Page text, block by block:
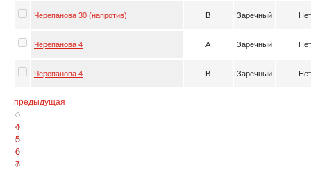
Черепанова 30 (напротив) B Заречный
Черепанова 4 A Заречный
Черепанова 4 B Заречный
предыдущая
…
4
5
6
7